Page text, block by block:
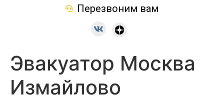
Перезвоним вам
Эвакуатор Москва
Измайлово